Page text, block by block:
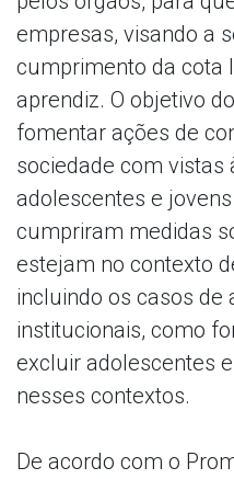
empresas, visando a
cumprimento da cota
aprendiz. O objetivo
fomentar ações de
sociedade com vistas
adolescentes e
cumpriram medidas
estejam no contexto
incluindo os casos de
institucionais, como
excluir adolescentes
nesses contextos.
De acordo com o